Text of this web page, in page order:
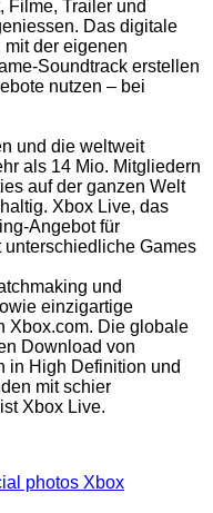
Filme, Trailer und
Das digitale
mit der eigenen
Soundtrack erstellen
nutzen – bei
und die weltweit
als 14 Mio. Mitgliedern
auf der ganzen Welt
Xbox Live, das
Angebot für
Games
und
einzigartige
Xbox.com. Die globale
Download von
in High Definition und
mit schier
Xbox Live.
photos Xbox